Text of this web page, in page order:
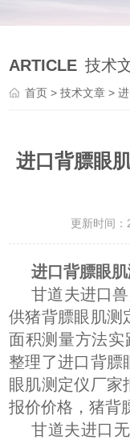
ARTICLE 技术
首页 >技术文章 > 进
进口背膘眼
更新时间
进口背膘眼
甘道夫进口
供猪背膘眼肌测
面积测量方法实
整理了进口背膘
眼肌测定仪厂家
报价价格，猪背
甘道夫进口